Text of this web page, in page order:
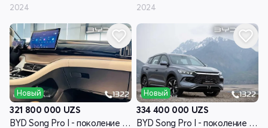
2024 2024
Новый
321 800 000 UZS
BYD Song Pro I - поколение рестайлинг
Новый
334 400 000 UZS
BYD Song Pro I - поколение рестайлинг